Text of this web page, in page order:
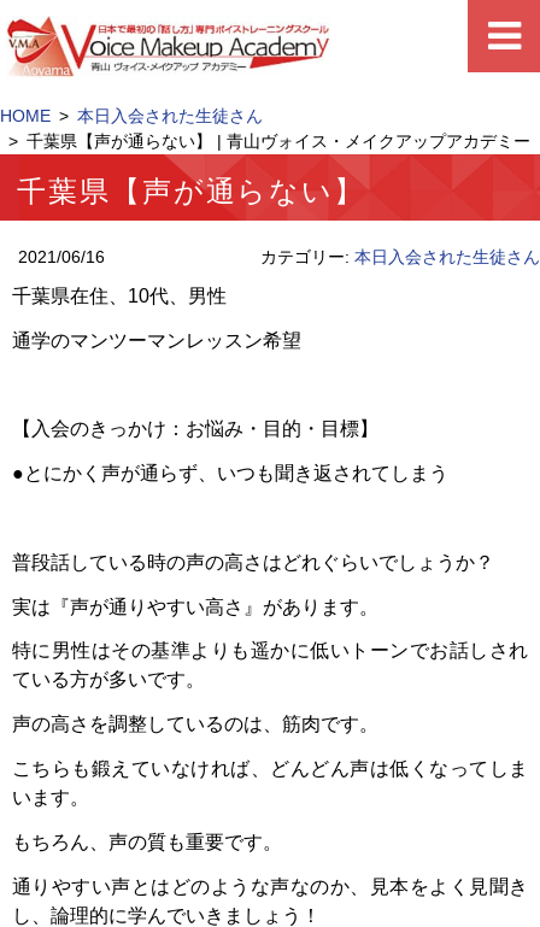
HOME
本日入会された生徒さん
千葉県【声が通らない】 | 青山ヴォイス・メイクアップアカデミー
千葉県【声が通らない】
2021/06/16 カテゴリー: 本日入会された生徒さん
千葉県在住、 10代、男性
通学のマンツーマンレッスン希望
【入会のきっかけ：お悩み・目的・目標】
●とにかく 声が通らず、いつも聞き返されてしまう
普段話している時の声の高さはどれぐらいでしょうか？
実は『声が通りやすい高さ』があります。
特に男性はその基準よりも遥かに低いトーンでお話しされ
ている方が多いです。
声の高さを調整しているのは、筋肉です。
こちらも鍛えていなければ、どんどん声は低くなってしま
います。
もちろん、声の質も重要です。
通りやすい声とはどのような声なのか、見本をよく見聞き
し、論理的に学んでいきましょう！